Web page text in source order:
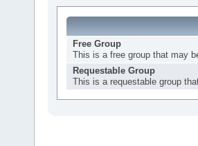
Free Group
This is a free group that may
Requestable Group
This is a requestable group